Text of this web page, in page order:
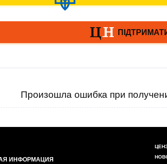
Произошла ошибка при
ИНФОРМАЦИЯ